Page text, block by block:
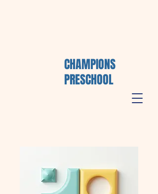
CHAMPIONS
PRESCHOOL